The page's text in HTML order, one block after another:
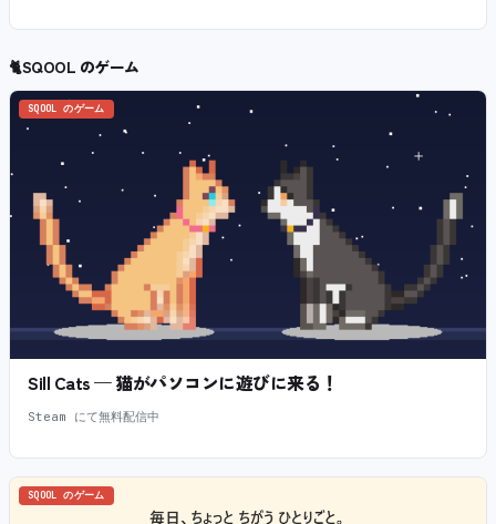
🐈SQOOL のゲーム
SQOOL のゲーム
Sill Cats — 猫がパソコンに遊びに来る！
Steam にて無料配信中
SQOOL のゲーム